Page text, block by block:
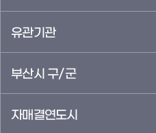
유관기관
부산시 구/군
자매결연도시